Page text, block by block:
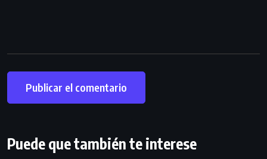
Puede que también te interese